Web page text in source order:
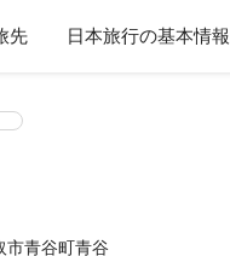
先 日本旅行の基本情報
青谷町青谷